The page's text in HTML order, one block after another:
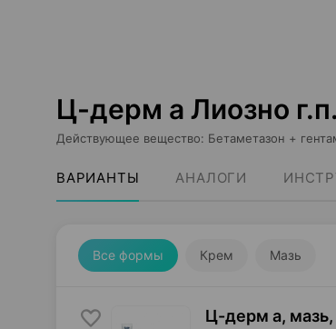
Ц-дерм а Лиозно г.п.
Действующее вещество: Бетаметазон +
ВАРИАНТЫ АНАЛОГИ
Все формы Крем Мазь
Ц-дерм а, мазь,